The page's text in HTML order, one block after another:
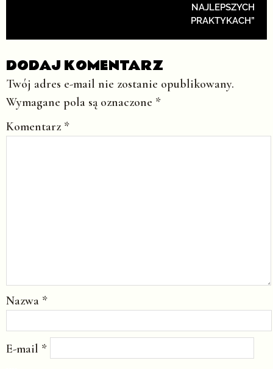
NAJLEPSZYCH
PRAKTYKACH”
DODAJ KOMENTARZ
Twój adres e-mail nie zostanie opublikowany.
Wymagane pola są oznaczone *
Komentarz *
Nazwa *
E-mail *